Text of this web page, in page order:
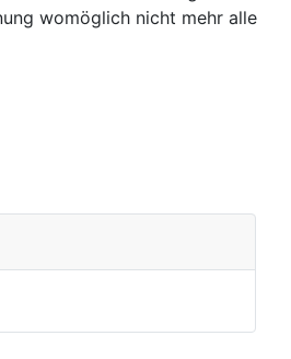
womöglich nicht mehr alle